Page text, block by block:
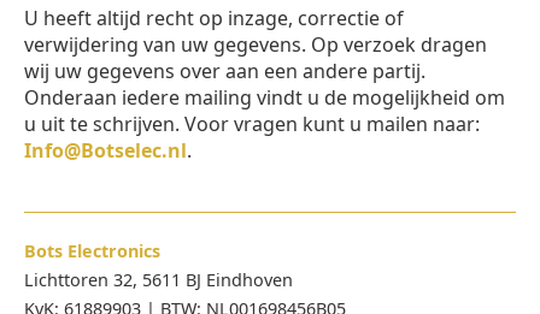
U heeft altijd recht op inzage, correctie of
verwijdering van uw gegevens. Op verzoek dragen
wij uw gegevens over aan een andere partij.
Onderaan iedere mailing vindt u de mogelijkheid om
u uit te schrijven. Voor vragen kunt u mailen naar:
Info@Botselec.nl.
Bots Electronics
Lichttoren 32, 5611 BJ Eindhoven
KvK: 61889903 | BTW: NL001698456B05